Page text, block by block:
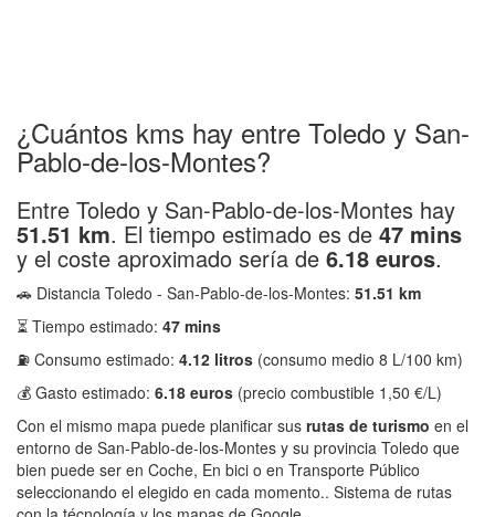
¿Cuántos kms hay entre Toledo y San-
Pablo-de-los-Montes?
Entre Toledo y San-Pablo-de-los-Montes hay
51.51 km. El tiempo estimado es de 47 mins
y el coste aproximado sería de 6.18 euros.
🚗 Distancia Toledo - San-Pablo-de-los-Montes: 51.51 km
⏳ Tiempo estimado: 47 mins
⛽ Consumo estimado: 4.12 litros (consumo medio 8 L/100 km)
💰 Gasto estimado: 6.18 euros (precio combustible 1,50 €/L)
Con el mismo mapa puede planificar sus rutas de turismo en el
entorno de San-Pablo-de-los-Montes y su provincia Toledo que
bien puede ser en Coche, En bici o en Transporte Público
seleccionando el elegido en cada momento.. Sistema de rutas